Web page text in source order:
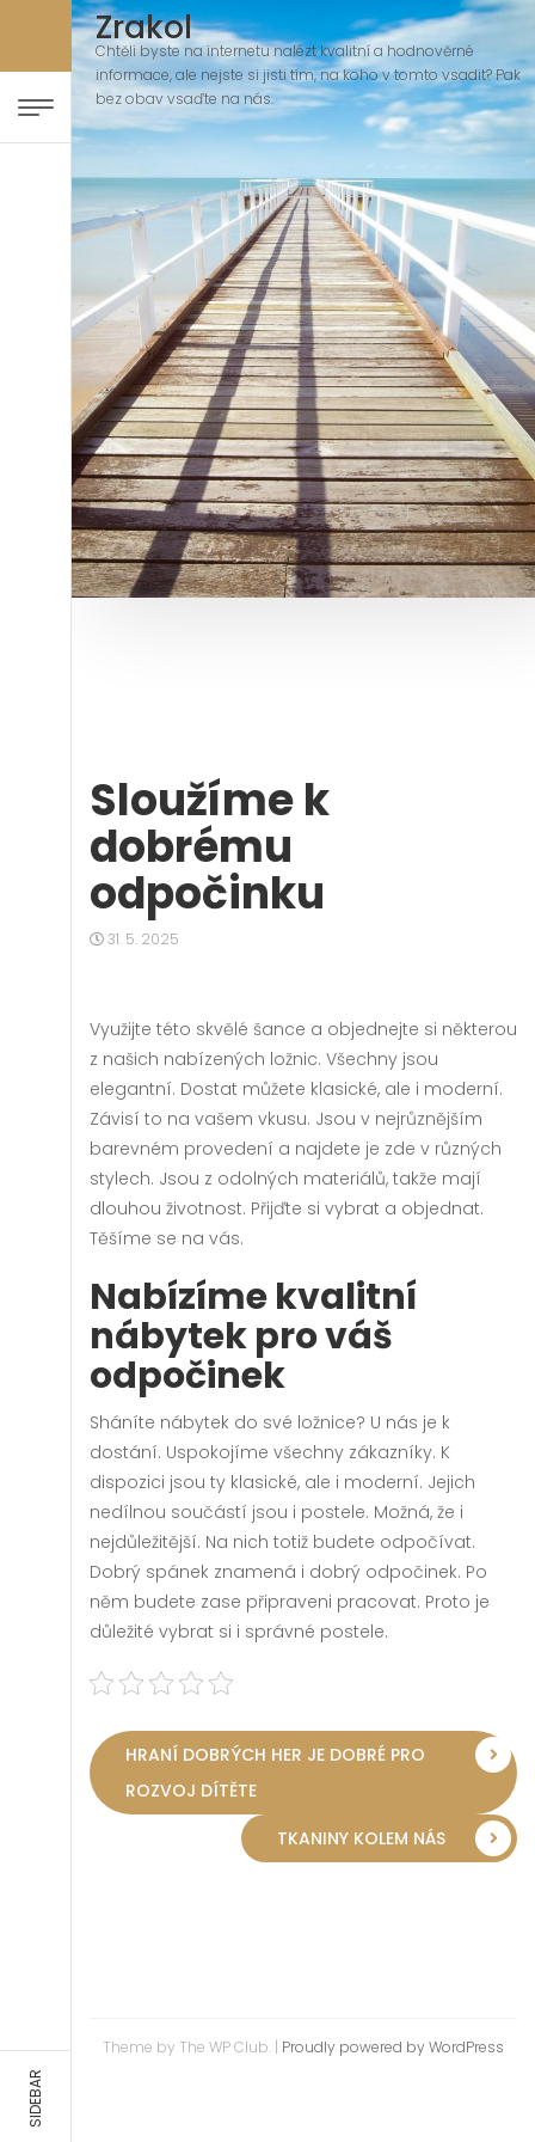
Zrakol
Chtěli byste na internetu nalézt kvalitní a hodnověrné
informace, ale nejste si jisti tím, na koho v tomto vsadit? Pak
bez obav vsaďte na nás.
SIDEBAR
Sloužíme k
dobrému
odpočinku
31. 5. 2025
Využijte této skvělé šance a objednejte si některou
z našich nabízených ložnic. Všechny jsou
elegantní. Dostat můžete klasické, ale i moderní.
Závisí to na vašem vkusu. Jsou v nejrůznějším
barevném provedení a najdete je zde v různých
stylech. Jsou z odolných materiálů, takže mají
dlouhou životnost. Přijďte si vybrat a objednat.
Těšíme se na vás.
Nabízíme kvalitní
nábytek pro váš
odpočinek
Sháníte nábytek do své ložnice? U nás je k
dostání. Uspokojíme všechny zákazníky. K
dispozici jsou ty klasické, ale i moderní. Jejich
nedílnou součástí jsou i postele. Možná, že i
nejdůležitější. Na nich totiž budete odpočívat.
Dobrý spánek znamená i dobrý odpočinek. Po
něm budete zase připraveni pracovat. Proto je
důležité vybrat si i správné postele.
HRANÍ DOBRÝCH HER JE DOBRÉ PRO
ROZVOJ DÍTĚTE
TKANINY KOLEM NÁS
Theme by The WP Club. | Proudly powered by WordPress